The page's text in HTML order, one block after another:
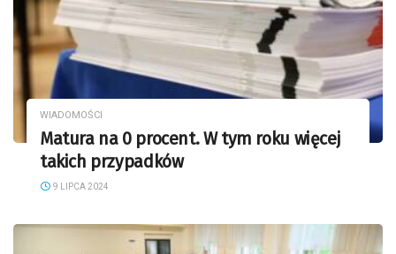
WIADOMOŚCI
Matura na 0 procent. W tym roku więcej
takich przypadków
9 LIPCA 2024